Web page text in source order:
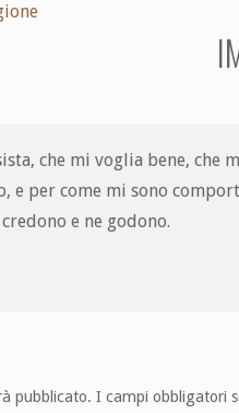
che mi voglia bene,
e per come mi sono
e ne godono.
pubblicato. I campi obbligatori